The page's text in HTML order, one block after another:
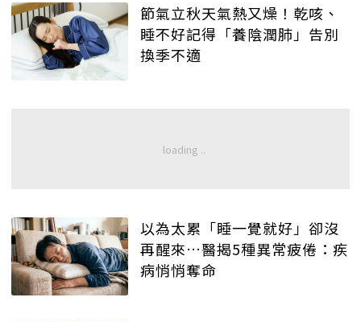
節氣立秋天氣熱又燥！乾咳、
睡不好記得「養陰潤肺」告別
換季不適
以為太累「睡一覺就好」卻沒
再醒來…醫揭5種異常疲倦：疾
病悄悄奪命